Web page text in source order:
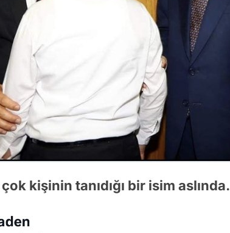
kişinin tanıdığı bir isim aslında.